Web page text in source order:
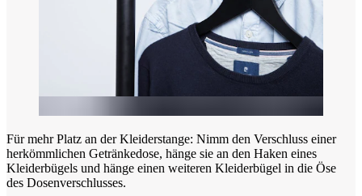
Für mehr Platz an der Kleiderstange: Nimm den Verschluss einer
herkömmlichen Getränkedose, hänge sie an den Haken eines
Kleiderbügels und hänge einen weiteren Kleiderbügel in die Öse
des Dosenverschlusses.